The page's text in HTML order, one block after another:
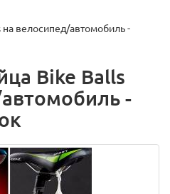
велосипед/автомобиль -
Bike Balls
-